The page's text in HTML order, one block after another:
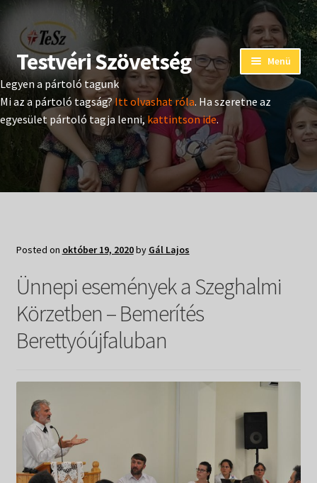
Ugrás
a
navigációhoz
Kilépés
a
tartalomba
Testvéri Szövetség Menü
Eseménynaptár
Adományozás
Pártoló tag belépés
Hírek
Kiadványok
Táborok
Csendesnapok
Legyen a pártoló tagunk
Mi az a pártoló tagság?Itt olvashat róla. Ha szeretne az
egyesület pártoló tagja lenni, kattintson ide.
Posted on október 19, 2020by Gál Lajos
Ünnepi események a Szeghalmi
Körzetben – Bemerítés
Berettyóújfaluban